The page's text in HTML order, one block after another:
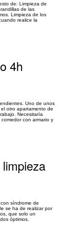
de: Limpieza de
de las
Limpieza de los
realice la
4h
Uno de unos
otro apartamento de
Necesitaría
con armario y
síndrome de
se ha de realizar por
que solo un
óptimos.